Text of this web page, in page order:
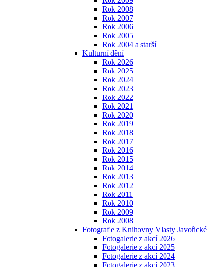
Rok 2008
Rok 2007
Rok 2006
Rok 2005
Rok 2004 a starší
Kulturní dění
Rok 2026
Rok 2025
Rok 2024
Rok 2023
Rok 2022
Rok 2021
Rok 2020
Rok 2019
Rok 2018
Rok 2017
Rok 2016
Rok 2015
Rok 2014
Rok 2013
Rok 2012
Rok 2011
Rok 2010
Rok 2009
Rok 2008
Fotografie z Knihovny Vlasty Javořické
Fotogalerie z akcí 2026
Fotogalerie z akcí 2025
Fotogalerie z akcí 2024
Fotogalerie z akcí 2023